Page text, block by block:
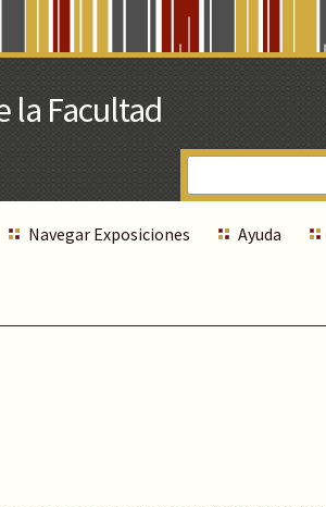
Navegar Exposiciones Ayuda